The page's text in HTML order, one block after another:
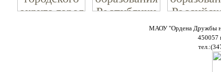
МАОУ "Ордена Дружбы
450057